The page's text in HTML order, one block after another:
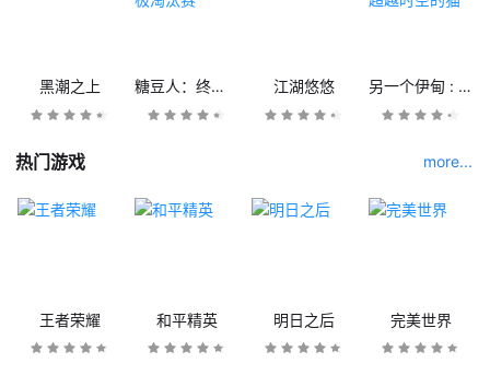
黑潮之上 糖豆人：终极淘汰赛 江湖悠悠 另一个伊甸 : 超越时空的猫
热门游戏 more...
王者荣耀 和平精英 明日之后 完美世界